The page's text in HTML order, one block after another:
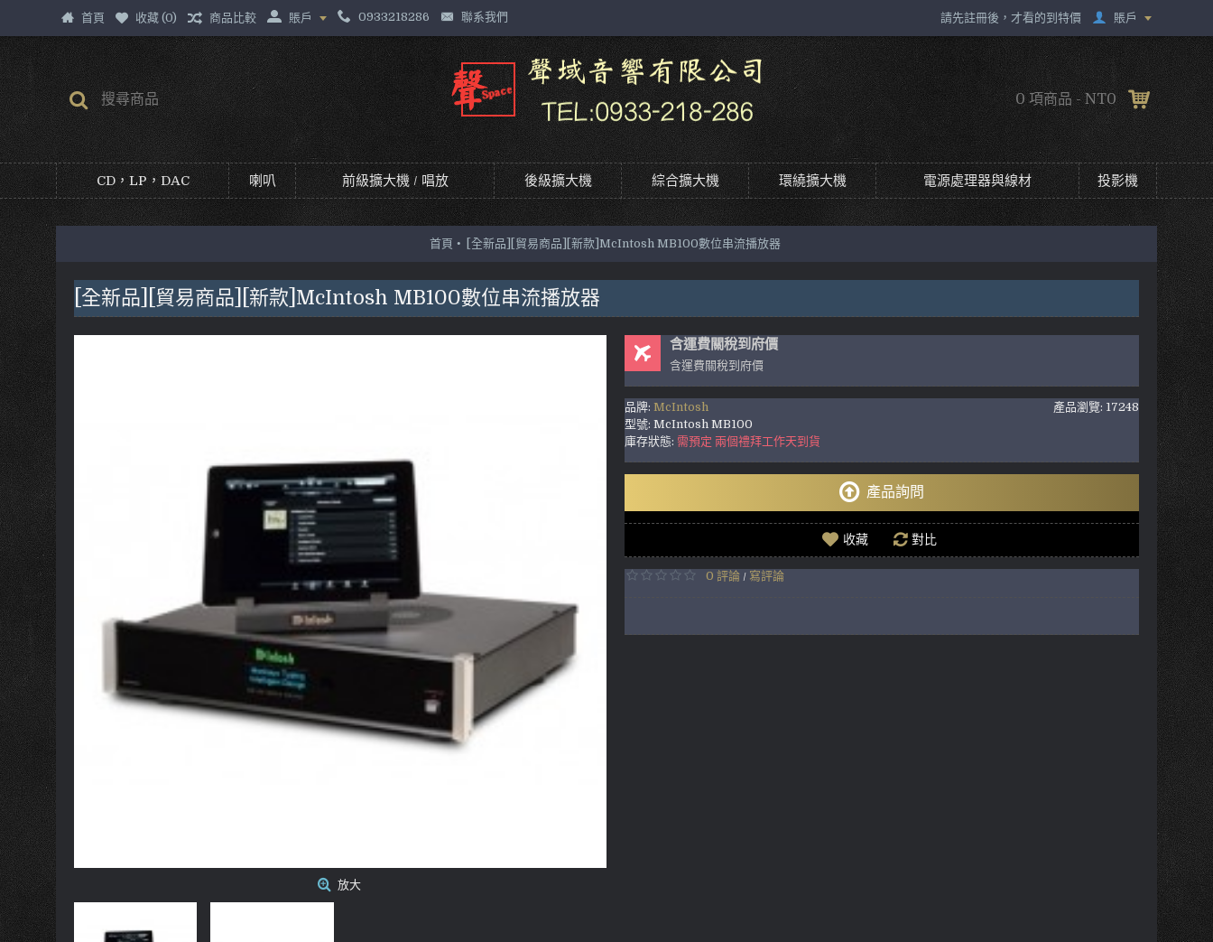
首頁 收藏 (0) 商品比較 賬戶 0933218286 聯系我們 請先註冊後，才看的到特價 賬戶
0 項商品 - NT0
CD，LP，DAC 喇叭 前級擴大機 / 唱放 後級擴大機 綜合擴大機 環繞擴大機 電源處理器與線材 投影機
首頁 [全新品][貿易商品][新款]McIntosh MB100數位串流播放器
[全新品][貿易商品][新款]McIntosh MB100數位串流播放器
放大
含運費關稅到府價
含運費關稅到府價
產品瀏覽: 17248
品牌: McIntosh
型號: McIntosh MB100
庫存狀態: 需預定 兩個禮拜工作天到貨
產品詢問
收藏 對比
0 評論 / 寫評論